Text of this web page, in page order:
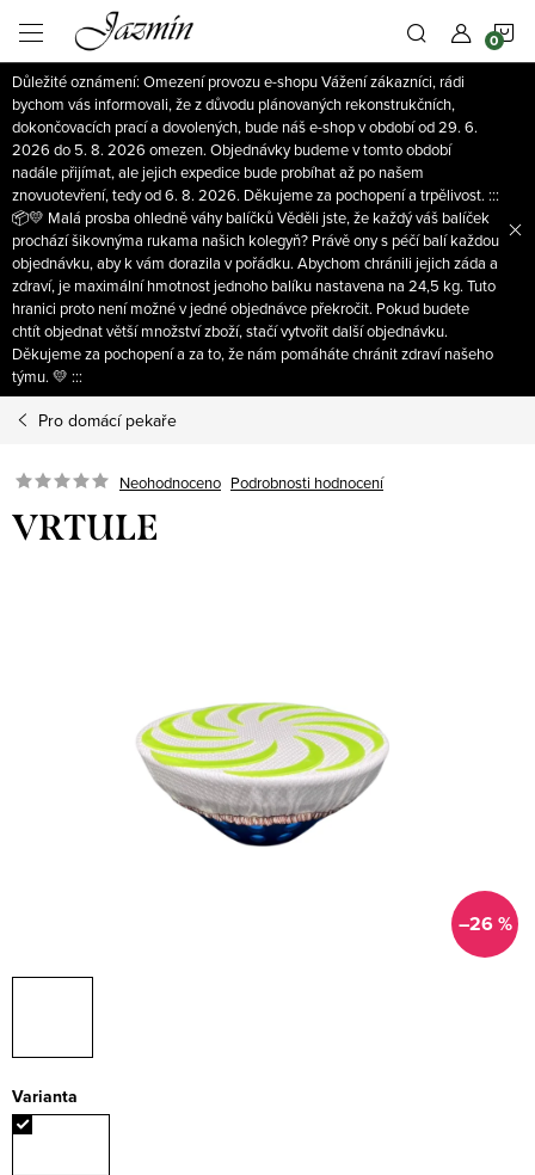
obsah
Důležité oznámení: Omezení provozu e-shopu Vážení zákazníci, rádi
bychom vás informovali, že z důvodu plánovaných rekonstrukčních,
dokončovacích prací a dovolených, bude náš e-shop v období od 29. 6.
2026 do 5. 8. 2026 omezen. Objednávky budeme v tomto období
nadále přijímat, ale jejich expedice bude probíhat až po našem
znovuotevření, tedy od 6. 8. 2026. Děkujeme za pochopení a trpělivost. :::
📦💛 Malá prosba ohledně váhy balíčků Věděli jste, že každý váš balíček
prochází šikovnýma rukama našich kolegyň? Právě ony s péčí balí každou
objednávku, aby k vám dorazila v pořádku. Abychom chránili jejich záda a
zdraví, je maximální hmotnost jednoho balíku nastavena na 24,5 kg. Tuto
hranici proto není možné v jedné objednávce překročit. Pokud budete
chtít objednat větší množství zboží, stačí vytvořit další objednávku.
Děkujeme za pochopení a za to, že nám pomáháte chránit zdraví našeho
týmu. 💛 :::
Pro domácí pekaře
Neohodnoceno Podrobnosti hodnocení
VRTULE
–26 %
Varianta